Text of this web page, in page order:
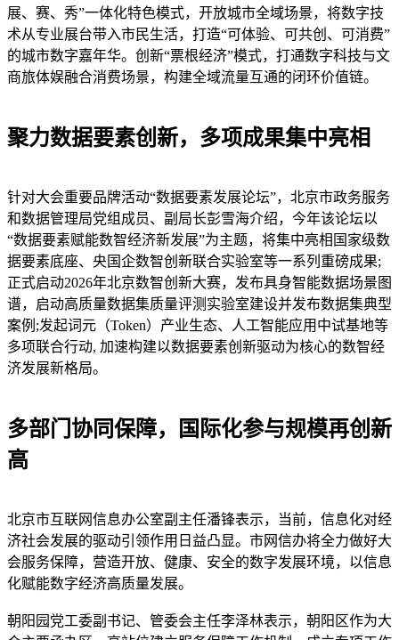
展、赛、秀”一体化特色模式，开放城市全域场景，将数字技
术从专业展台带入市民生活，打造“可体验、可共创、可消费”
的城市数字嘉年华。创新“票根经济”模式，打通数字科技与文
商旅体娱融合消费场景，构建全域流量互通的闭环价值链。
聚力数据要素创新，多项成果集中亮相
针对大会重要品牌活动“数据要素发展论坛”，北京市政务服务
和数据管理局党组成员、副局长彭雪海介绍，今年该论坛以
“数据要素赋能数智经济新发展”为主题，将集中亮相国家级数
据要素底座、央国企数智创新联合实验室等一系列重磅成果;
正式启动2026年北京数智创新大赛，发布具身智能数据场景图
谱，启动高质量数据集质量评测实验室建设并发布数据集典型
案例;发起词元（Token）产业生态、人工智能应用中试基地等
多项联合行动, 加速构建以数据要素创新驱动为核心的数智经
济发展新格局。
多部门协同保障，国际化参与规模再创新
高
北京市互联网信息办公室副主任潘锋表示，当前，信息化对经
济社会发展的驱动引领作用日益凸显。市网信办将全力做好大
会服务保障，营造开放、健康、安全的数字发展环境，以信息
化赋能数字经济高质量发展。
朝阳园党工委副书记、管委会主任李泽林表示，朝阳区作为大